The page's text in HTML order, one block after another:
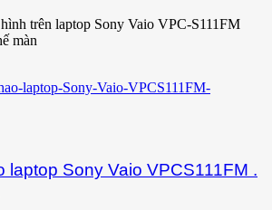
trên laptop Sony Vaio VPC-S111FM
màn
laptop Sony Vaio VPCS111FM .